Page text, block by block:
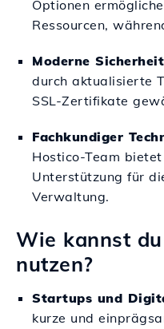
Optionen
Ressourcen,
Moderne Sicherheit
durch aktualisierte
SSL-Zertifikate
Fachkundiger
Hostico-Team
Unterstützung für
Verwaltung.
Wie kannst
nutzen?
Startups und
kurze und